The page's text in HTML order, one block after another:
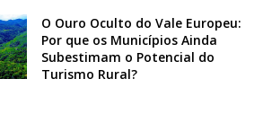
O Ouro Oculto do Vale Europeu:
Por que os Municípios Ainda
Subestimam o Potencial do
Turismo Rural?